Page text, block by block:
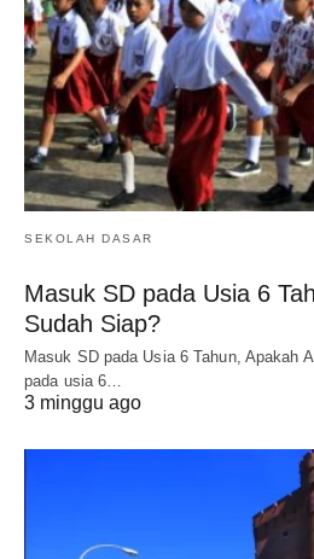
SEKOLAH DASAR
Masuk SD pada Usia 6
Sudah Siap?
Masuk SD pada Usia 6 Tahun, Apakah
pada usia 6…
3 minggu ago